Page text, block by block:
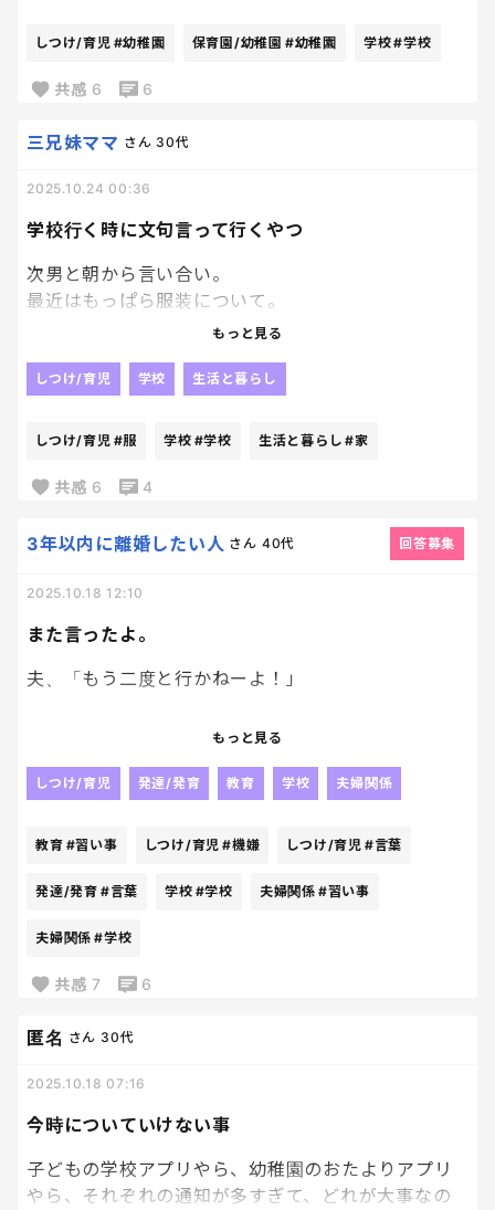
来週は絶対に洗おうな？笑
しつけ/育児 #幼稚園 保育園/幼稚園 #幼稚園 学校#学校
共感 6 6
学校行く時に文句言って行くやつ
三兄妹ママ さん 30代
2025.10.24 00:36
次男と朝から言い合い。
最近はもっぱら服装について。
ほんっとにめんどくさい男なんだよな、、
家出る前に玄関で私に対してイライラをぶつけてた
まじでムカついて、私もいつもは見送るけど、そっこ
もっと見る
しつけ/育児 学校 生活と暮らし
しつけ/育児 #服 学校 #学校 生活と暮らし #家
共感 6 4
また言ったよ。
3年以内に離婚したい人 さん 40代 回答募集
2025.10.18 12:10
夫、「もう二度と行かねーよ！」
イベントなんかも全然興味ない。
一緒になんか行きたくないけど…
息子のこと想ったら、
教えた。行かないというかなと思ったら、
意外と今回は、いこーかな、
となったので、一緒に行くことに。
でも、最後らへん息子に
嫌なことがあって、帰りの車で息子が
「来なくてもよかったのに、まぁ二度と行かないか
なら」
だとよ。
もっと見る
しつけ/育児 発達/発育 教育 学校 夫婦関係
教育 #習い事 しつけ/育児 #機嫌 しつけ/育児 #言葉
発達/発育 #言葉 学校 #学校 夫婦関係 #習い事
夫婦関係 #学校
共感 7 6
今時についていけない事
匿名 さん 30代
2025.10.18 07:16
子どもの学校アプリやら、幼稚園のおたよりアプリ
やら、それぞれの通知が多すぎて、どれが大事なの